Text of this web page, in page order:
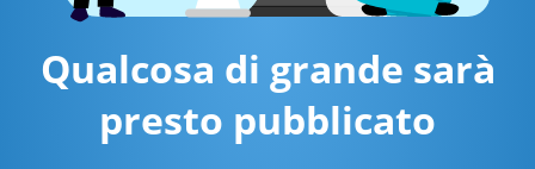
Qualcosa di grande sarà
presto pubblicato